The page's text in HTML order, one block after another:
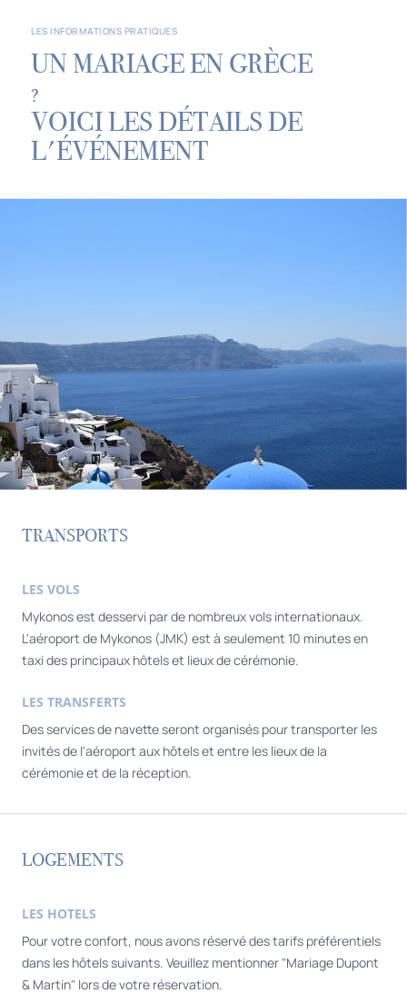
LES INFORMATIONS PRATIQUES
UN MARIAGE EN GRÈCE
?
VOICI LES DÉTAILS DE
L'ÉVÉNEMENT
TRANSPORTS
LES VOLS
Mykonos est desservi par de nombreux vols internationaux.
L'aéroport de Mykonos (JMK) est à seulement 10 minutes en
taxi des principaux hôtels et lieux de cérémonie.
LES TRANSFERTS
Des services de navette seront organisés pour transporter les
invités de l'aéroport aux hôtels et entre les lieux de la
cérémonie et de la réception.
LOGEMENTS
LES HOTELS
Pour votre confort, nous avons réservé des tarifs préférentiels
dans les hôtels suivants. Veuillez mentionner "Mariage Dupont
& Martin" lors de votre réservation.